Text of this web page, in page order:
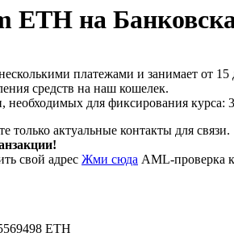
ETH на
платежами и занимает от 15
средств на наш кошелек.
необходимых для фиксирования курса:
только актуальные контакты для связи.
свой адрес Жми сюда AML-проверка
ETH